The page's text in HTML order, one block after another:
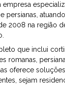
empresa
persianas,
2008 na região
que inclui
romanas,
oferece
sejam